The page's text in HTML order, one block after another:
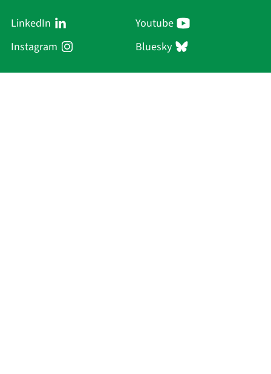
LinkedIn
Youtube
Instagram
Bluesky